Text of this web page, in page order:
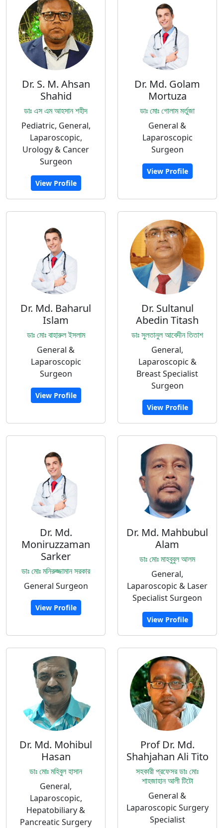
Dr. S. M. Ahsan
Shahid
ডাঃ এস এম আহসান শহীদ
Pediatric, General,
Laparoscopic,
Urology & Cancer
Surgeon
View Profile
Dr. Md. Golam
Mortuza
ডাঃ মোঃ গোলাম মর্তুজা
General &
Laparoscopic
Surgeon
View Profile
Dr. Md. Baharul
Islam
ডাঃ মোঃ বাহারুল ইসলাম
General &
Laparoscopic
Surgeon
View Profile
Dr. Sultanul
Abedin Titash
ডাঃ সুলতানুল আবেদীন তিতাশ
General,
Laparoscopic &
Breast Specialist
Surgeon
View Profile
Dr. Md.
Moniruzzaman
Sarker
ডাঃ মোঃ মনিরুজ্জামান সরকার
General Surgeon
View Profile
Dr. Md. Mahbubul
Alam
ডাঃ মোঃ মাহবুবুল আলম
General,
Laparoscopic & Laser
Specialist Surgeon
View Profile
Dr. Md. Mohibul
Hasan
ডাঃ মোঃ মহিবুল হাসান
General,
Laparoscopic,
Hepatobiliary &
Pancreatic Surgery
Prof Dr. Md.
Shahjahan Ali Tito
সহকারী প্রফেসর ডাঃ মোঃ
শাহজাহান আলী টিটো
General &
Laparoscopic Surgery
Specialist